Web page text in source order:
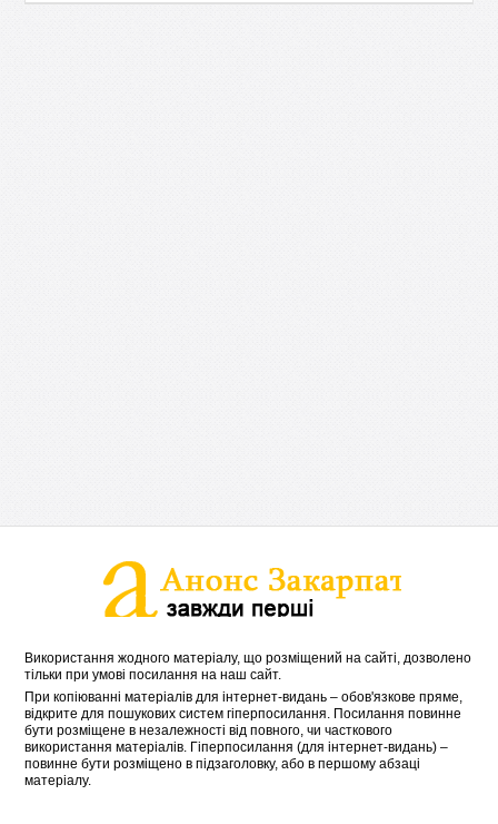
Використання жодного матеріалу, що розміщений на сайті, дозволено
тільки при умові посилання на наш сайт.
При копіюванні матеріалів для інтернет-видань – обов'язкове пряме,
відкрите для пошукових систем гіперпосилання. Посилання повинне
бути розміщене в незалежності від повного, чи часткового
використання матеріалів. Гіперпосилання (для інтернет-видань) –
повинне бути розміщено в підзаголовку, або в першому абзаці
матеріалу.